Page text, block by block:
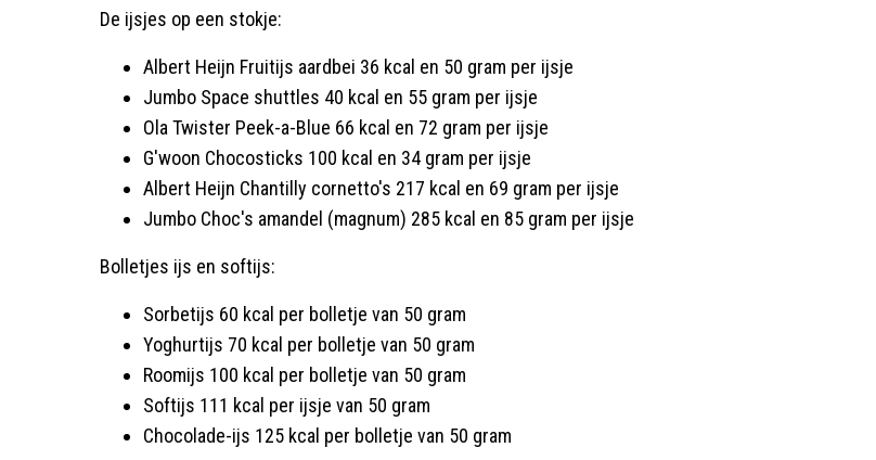
De ijsjes op een stokje:
Albert Heijn Fruitijs aardbei 36 kcal en 50 gram per ijsje
Jumbo Space shuttles 40 kcal en 55 gram per ijsje
Ola Twister Peek-a-Blue 66 kcal en 72 gram per ijsje
G'woon Chocosticks 100 kcal en 34 gram per ijsje
Albert Heijn Chantilly cornetto's 217 kcal en 69 gram per ijsje
Jumbo Choc's amandel (magnum) 285 kcal en 85 gram per ijsje
Bolletjes ijs en softijs:
Sorbetijs 60 kcal per bolletje van 50 gram
Yoghurtijs 70 kcal per bolletje van 50 gram
Roomijs 100 kcal per bolletje van 50 gram
Softijs 111 kcal per ijsje van 50 gram
Chocolade-ijs 125 kcal per bolletje van 50 gram